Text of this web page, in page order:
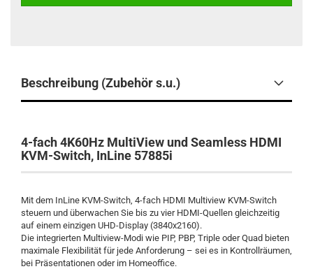
Beschreibung (Zubehör s.u.)
4-fach 4K60Hz MultiView und Seamless HDMI
KVM-Switch, InLine 57885i
Mit dem InLine KVM-Switch, 4-fach HDMI Multiview KVM-Switch
steuern und überwachen Sie bis zu vier HDMI-Quellen gleichzeitig
auf einem einzigen UHD-Display (3840x2160).
Die integrierten Multiview-Modi wie PIP, PBP, Triple oder Quad bieten
maximale Flexibilität für jede Anforderung – sei es in Kontrollräumen,
bei Präsentationen oder im Homeoffice.